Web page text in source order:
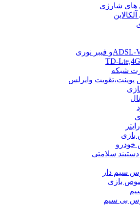
های شارژی
شبکه
پوینت،تقویت وایرلس
خودرو
سلامتی
سیم دار
بازی
بی سیم